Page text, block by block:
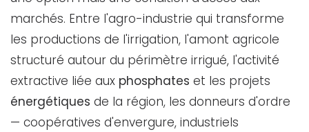
marchés. Entre l'agro-industrie qui transforme
les productions de l'irrigation, l'amont agricole
structuré autour du périmètre irrigué, l'activité
extractive liée aux phosphates et les projets
énergétiques de la région, les donneurs d'ordre
— coopératives d'envergure, industriels